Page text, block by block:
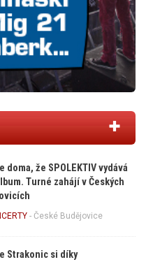
doma, že SPOLEKTIV vydává
Turné zahájí v Českých
- České Budějovice
Strakonic si díky